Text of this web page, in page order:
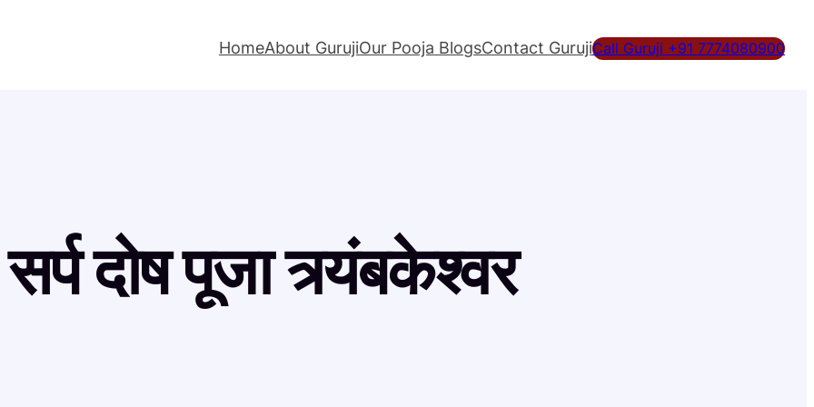
HomeAbout GurujiOur Pooja BlogsContact GurujiCall Guruji +91 7774080900
दोष पूजा त्र्यंबकेश्वर